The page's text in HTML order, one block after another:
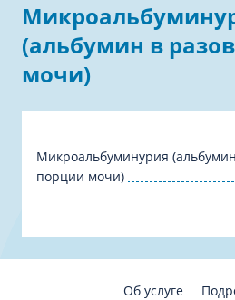
(альбумин в
мочи)
Микроальбуминурия
порции мочи)
Об услуге